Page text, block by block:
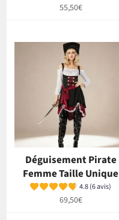
Prix
55,50€
Déguisement Pirate
Femme Taille Unique
4.8 (6 avis)
Prix
69,50€